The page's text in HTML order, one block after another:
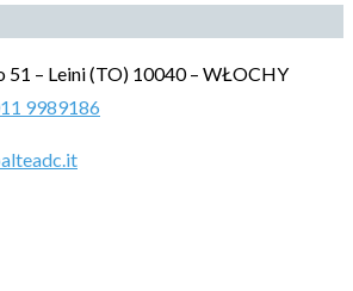
51 – Leini (TO) 10040 – WŁOCHY
9989186